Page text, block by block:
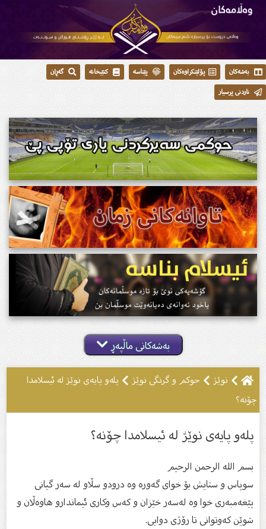
بەشەکان پۆلێنکراوەکان پێناسە کتێبخانە
گەڕان
ناردنی پرسیار
بەشەکانی ماڵپەڕ
نوێژ حوکم و گرنگى نوێژ
پلەو پایەی نوێژ لە ئیسلامدا
چۆنە؟
پلەو پایەی نوێژ لە ئیسلامدا چۆنە؟
بسم الله الرحمن الرحیم
سوپاس و ستایش بۆ خواى گەورە وە درودو سڵاو لە سەر گیانى
پێغەمبەرى خوا وە لەسەر خێزان و كەس وكارى ئیماندارو هاوەڵان و
شوێن كەوتوانى تا رۆژى دوایى.